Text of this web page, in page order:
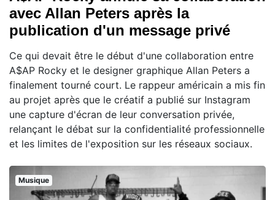
avec Allan Peters après la
publication d'un message privé
Ce qui devait être le début d'une collaboration entre
A$AP Rocky et le designer graphique Allan Peters a
finalement tourné court. Le rappeur américain a mis fin
au projet après que le créatif a publié sur Instagram
une capture d'écran de leur conversation privée,
relançant le débat sur la confidentialité professionnelle
et les limites de l'exposition sur les réseaux sociaux.
Musique